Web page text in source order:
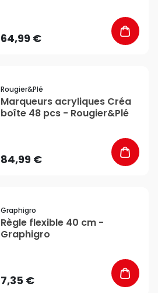
64,99 €
Rougier&plé
Marqueurs acryliques Créa
boîte 48 pcs - Rougier&Plé
84,99 €
Graphigro
Règle flexible 40 cm -
Graphigro
7,35 €